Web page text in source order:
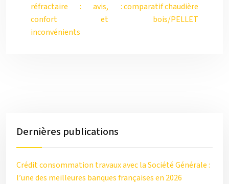
réfractaire : avis,
confort et
inconvénients
: comparatif chaudière
bois/PELLET
Dernières publications
Crédit consommation travaux avec la Société Générale :
l’une des meilleures banques françaises en 2026